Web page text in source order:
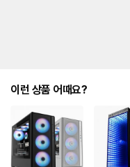
이런 상품 어때요?